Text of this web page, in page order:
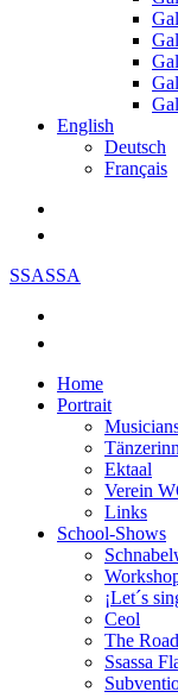
English
Deutsch
Français
SSASSA
Home
Portrait
Ektaal
Verein
Links
School-Shows
¡Let´s
Ceol
The
Ssassa